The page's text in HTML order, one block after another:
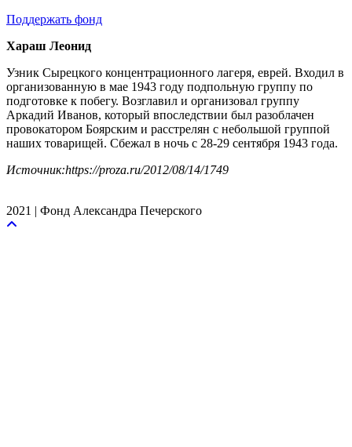
Поддержать фонд
Хараш Леонид
Узник Сырецкого концентрационного лагеря, еврей. Входил в
организованную в мае 1943 году подпольную группу по
подготовке к побегу. Возглавил и организовал группу
Аркадий Иванов, который впоследствии был разоблачен
провокатором Боярским и расстрелян с небольшой группой
наших товарищей. Сбежал в ночь с 28-29 сентября 1943 года.
Источник:https://proza.ru/2012/08/14/1749
2021 | Фонд Александра Печерского